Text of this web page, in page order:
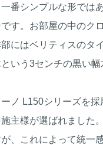
番シンプルな形では
す。お部屋の中のク
にはベリティスのタ
いう3センチの黒い
ノ L150シリーズを
主様が選ばれました
、これによって統一